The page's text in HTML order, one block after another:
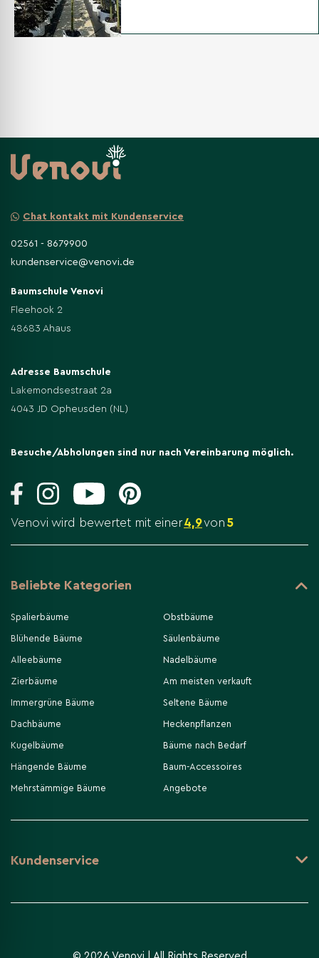
+ In den Warenkorb
Schnitte zu machen, um den Baum nicht unnötig zu verletzen.
Chat kontakt mit Kundenservice
02561 - 8679900
kundenservice@venovi.de
Baumschule Venovi
Fleehook 2
48683 Ahaus
Adresse Baumschule
Lakemondsestraat 2a
4043 JD Opheusden (NL)
Besuche/Abholungen sind nur nach Vereinbarung möglich.
Venovi wird bewertet mit einer4,9von 5
Beliebte Kategorien
Spalierbäume
Blühende Bäume
Alleebäume
Zierbäume
Immergrüne Bäume
Dachbäume
Kugelbäume
Hängende Bäume
Mehrstämmige Bäume
Obstbäume
Säulenbäume
Nadelbäume
Am meisten verkauft
Seltene Bäume
Heckenpflanzen
Bäume nach Bedarf
Baum-Accessoires
Angebote
Kundenservice